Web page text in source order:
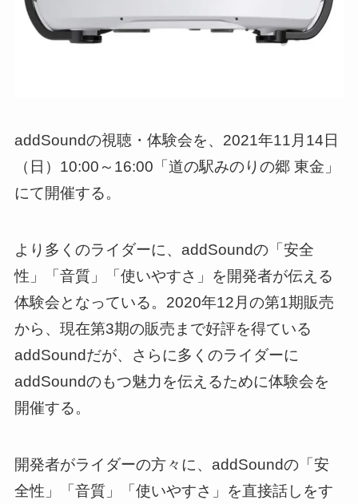
addSoundの視聴・体験会を、2021年11月14日
（日）10:00～16:00「道の駅みのりの郷 東金」
にて開催する。
より多くのライダーに、addSoundの「安全
性」「音質」「使いやすさ」を開発者が伝える
体験会となっている。2020年12月の第1期販売
から、現在第3期の販売まで好評を得ている
addSoundだが、さらに多くのライダーに
addSoundのもつ魅力を伝えるために体験会を
開催する。
開発者がライダーの方々に、addSoundの「安
全性」「音質」「使いやすさ」を直接話しをす